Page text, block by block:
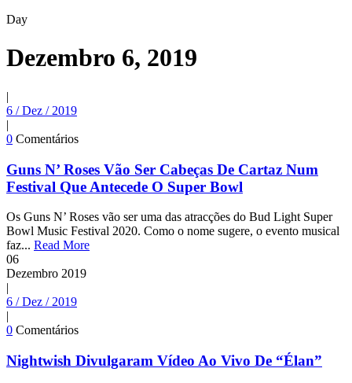
Day
Dezembro 6, 2019
|
6 / Dez / 2019
|
0 Comentários
Guns N’ Roses Vão Ser Cabeças De Cartaz Num
Festival Que Antecede O Super Bowl
Os Guns N’ Roses vão ser uma das atracções do Bud Light Super
Bowl Music Festival 2020. Como o nome sugere, o evento musical
faz... Read More
06
Dezembro 2019
|
6 / Dez / 2019
|
0 Comentários
Nightwish Divulgaram Vídeo Ao Vivo De “Élan”